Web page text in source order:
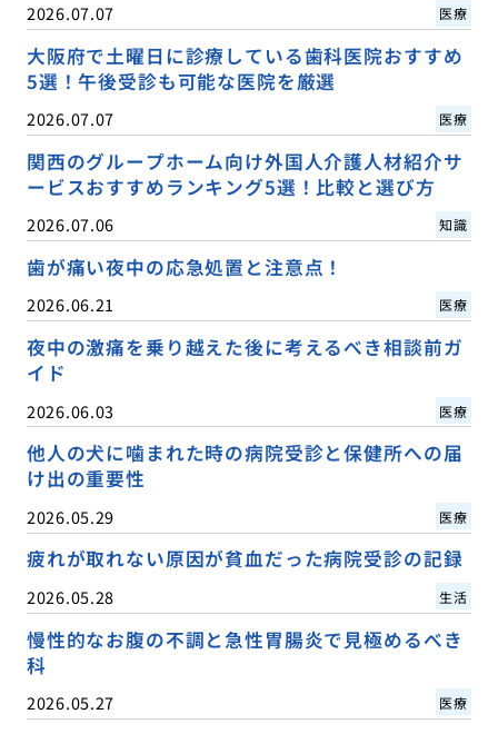
2026.07.07 医療
大阪府で土曜日に診療している歯科医院おすすめ
5選！午後受診も可能な医院を厳選
2026.07.07 医療
関西のグループホーム向け外国人介護人材紹介サ
ービスおすすめランキング5選！比較と選び方
2026.07.06 知識
歯が痛い夜中の応急処置と注意点！
2026.06.21 医療
夜中の激痛を乗り越えた後に考えるべき相談前ガ
イド
2026.06.03 医療
他人の犬に噛まれた時の病院受診と保健所への届
け出の重要性
2026.05.29 医療
疲れが取れない原因が貧血だった病院受診の記録
2026.05.28 生活
慢性的なお腹の不調と急性胃腸炎で見極めるべき
科
2026.05.27 医療